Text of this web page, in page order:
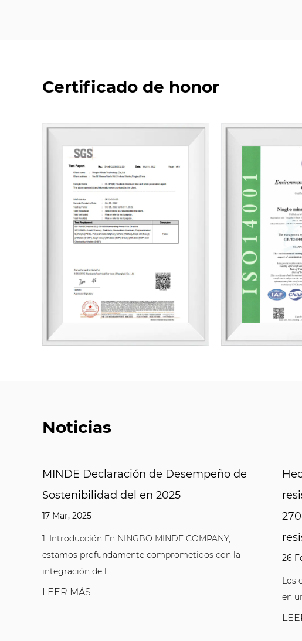
Certificado de honor
Noticias
de
con la
Hecho de material de nylon de alta
resistencia, Unibblocks de perfil
2704.010.002 exhibe una excelente
resistencia a la fatiga
26 Feb, 2025
Los conectores industriales a menudo se encuentran
en un estado de estrés cíclico. El estrés a la...